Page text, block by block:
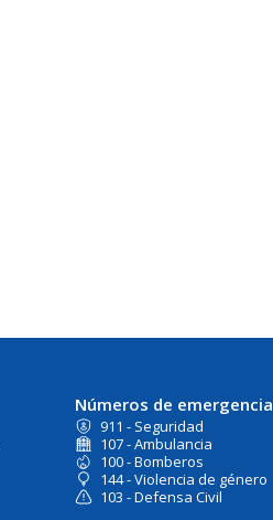
Números de emergencia
911 - Seguridad
107 - Ambulancia
100 - Bomberos
144 - Violencia de género
103 - Defensa Civil